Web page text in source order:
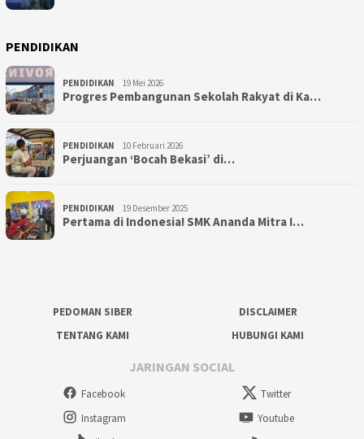
PENDIDIKAN
PENDIDIKAN 19 Mei 2026
Progres Pembangunan Sekolah Rakyat di Ka…
PENDIDIKAN 10 Februari 2026
Perjuangan ‘Bocah Bekasi’ di…
PENDIDIKAN 19 Desember 2025
Pertama di Indonesia! SMK Ananda Mitra I…
PEDOMAN SIBER
DISCLAIMER
TENTANG KAMI
HUBUNGI KAMI
JARINGAN SOCIAL
Facebook
Twitter
Instagram
Youtube